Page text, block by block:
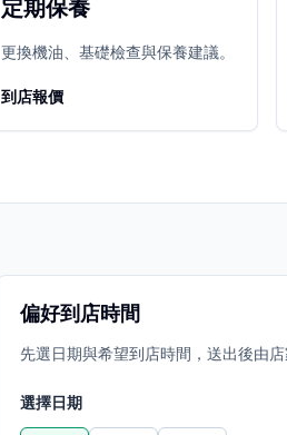
定期保養
更換機油、基礎檢查與保養建議。
到店報價
偏好到店時間
先選日期與希望到店時間，送出後由店
選擇日期